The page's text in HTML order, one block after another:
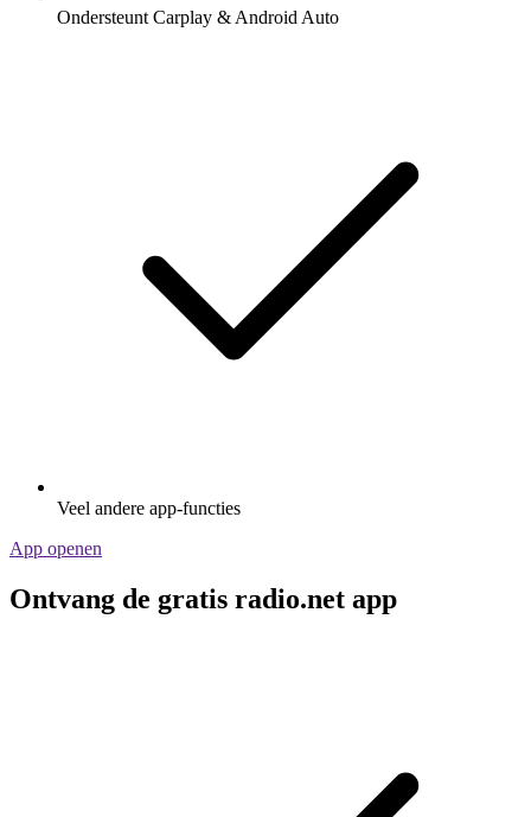
Ondersteunt Carplay & Android Auto
Veel andere app-functies
App openen
Ontvang de gratis radio.net app